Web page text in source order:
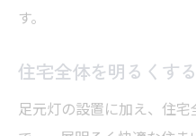
す。
住宅全体を明るくす
足元灯の設置に加え、住